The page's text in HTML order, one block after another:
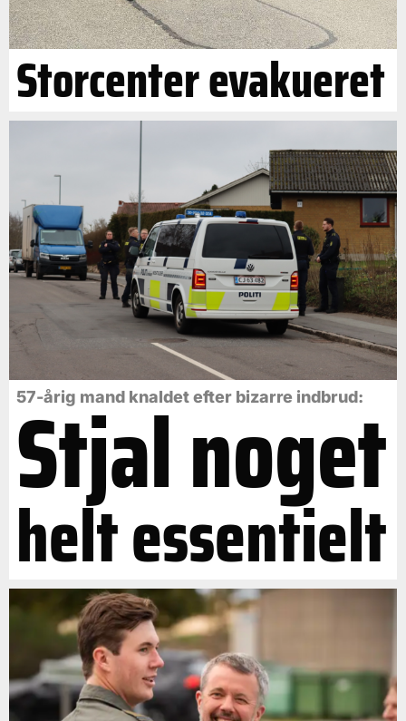
Storcenter evakueret
57-årig mand knaldet efter bizarre indbrud:
Stjal noget
helt essentielt